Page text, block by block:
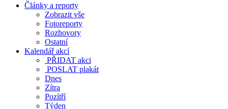
Články a reporty
Zobrazit vše
Fotoreporty
Rozhovory
Ostatní
Kalendář akcí
PŘIDAT akci
POSLAT plakát
Dnes
Zítra
Pozítří
Týden